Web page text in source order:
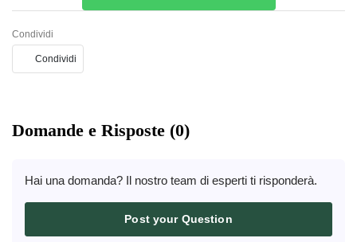
Condividi
Condividi
Domande e Risposte (0)
Hai una domanda? Il nostro team di esperti ti risponderà.
Post your Question